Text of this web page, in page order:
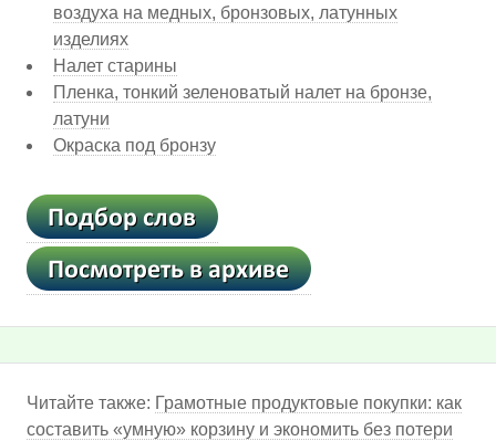
воздуха на медных, бронзовых, латунных
изделиях
Налет старины
Пленка, тонкий зеленоватый налет на бронзе,
латуни
Окраска под бронзу
Читайте также: Грамотные продуктовые покупки: как
составить «умную» корзину и экономить без потери